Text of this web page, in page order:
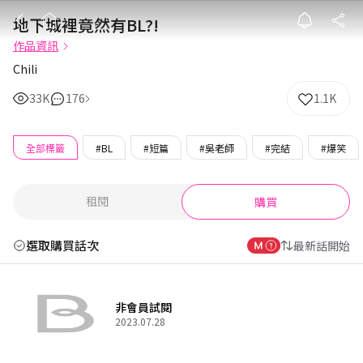
地下城裡竟然
地下城裡竟然有BL?!
作品資訊
Chili
33K
176 1.1K
全部標籤 #BL #短篇 #吳老師 #完結 #爆笑
租閱 購買
選取購買話次 最新話開始
非會員試閱
2023.07.28